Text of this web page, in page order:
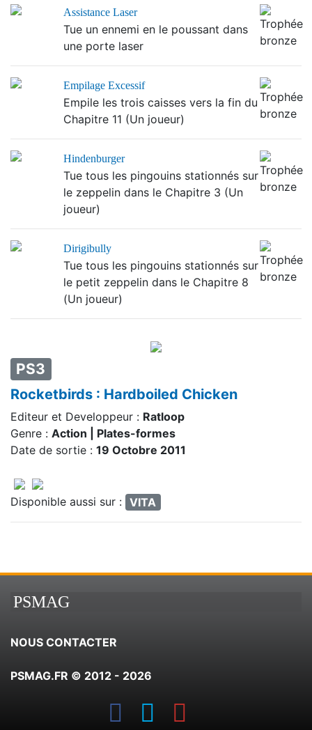
PS3
Rocketbirds : Hardboiled Chicken
Editeur et Developpeur : Ratloop
Genre : Action | Plates-formes
Date de sortie : 19 Octobre 2011
Disponible aussi sur : VITA
Assistance Laser
Tue un ennemi en le poussant dans
une porte laser
Empilage Excessif
Empile les trois caisses vers la fin du
Chapitre 11 (Un joueur)
Hindenburger
Tue tous les pingouins stationnés sur
le zeppelin dans le Chapitre 3 (Un
joueur)
Dirigibully
Tue tous les pingouins stationnés sur
le petit zeppelin dans le Chapitre 8
(Un joueur)
PSMAG
NOUS CONTACTER
PSMAG.FR © 2012 - 2026